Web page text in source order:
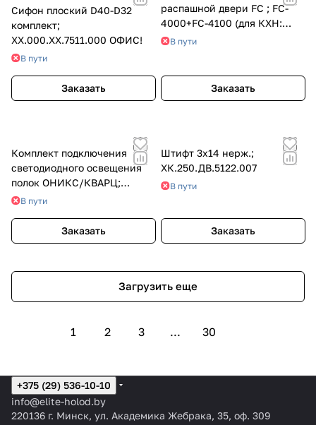
Сифон плоский D40-D32
комплект;
ХХ.000.ХХ.7511.000 ОФИС!
В пути
Заказать
распашной двери FC ; FC-
4000+FC-4100 (для КХН:
Ariada, Polair)
В пути
Заказать
Комплект подключения
светодиодного освещения
полок ОНИКС/КВАРЦ;
ОН.000.ХХ.4310.000
В пути
Заказать
Штифт 3х14 нерж.;
ХК.250.ДВ.5122.007
В пути
Заказать
Загрузить еще
1 2 3 ... 30
+375 (29) 536-10-10
info@elite-holod.by
220136 г. Минск, ул. Академика Жебрака, 35, оф. 309